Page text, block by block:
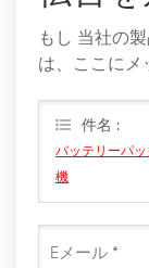
もし 当社の
は、ここにメ
件名 :
バッテリーパ
機